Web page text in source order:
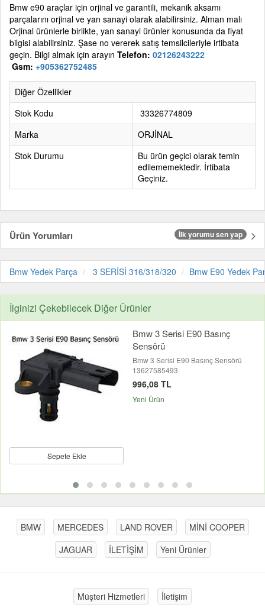
Bmw e90 araçlar için orjinal ve garantili, mekanik aksamı
parçalarını orjinal ve yan sanayi olarak alabilirsiniz. Alman malı
Orjinal ürünlerle birlikte, yan sanayi ürünler konusunda da fiyat
bilgisi alabilirsiniz. Şase no vererek satış temsilcileriyle irtibata
geçin. Bilgi almak için arayın Telefon: 02126243222
Gsm: +905362752485
Diğer Özellikler
Stok Kodu
33326774809
Marka
ORJİNAL
Stok Durumu
Bu ürün geçici olarak temin
edilememektedir. İrtibata
Geçiniz.
Ürün Yorumları İlk yorumu sen yap
Bmw Yedek Parça 3 SERİSİ 316/318/320 Bmw E90 Yedek
İlginizi Çekebilecek Diğer Ürünler
Sepete Ekle
Bmw 3 Serisi E90 Basınç
Sensörü
Bmw 3 Serisi E90 Basınç Sensörü
13627585493
996,08 TL
Yeni Ürün
BMW MERCEDES LAND ROVER
MİNİ COOPER
JAGUAR
İLETİŞİM Yeni Ürünler
Müşteri Hizmetleri İletişim